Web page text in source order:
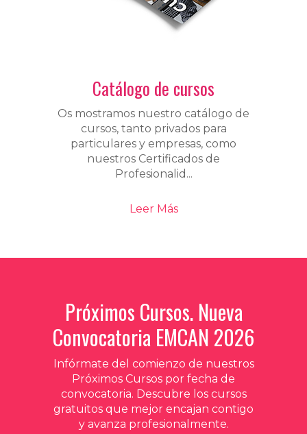
Catálogo de cursos
Os mostramos nuestro catálogo de
cursos, tanto privados para
particulares y empresas, como
nuestros Certificados de
Profesionalid...
Leer Más
Próximos Cursos. Nueva
Convocatoria EMCAN 2026
Infórmate del comienzo de nuestros
Próximos Cursos por fecha de
convocatoria. Descubre los cursos
gratuitos que mejor encajan contigo
y avanza profesionalmente.